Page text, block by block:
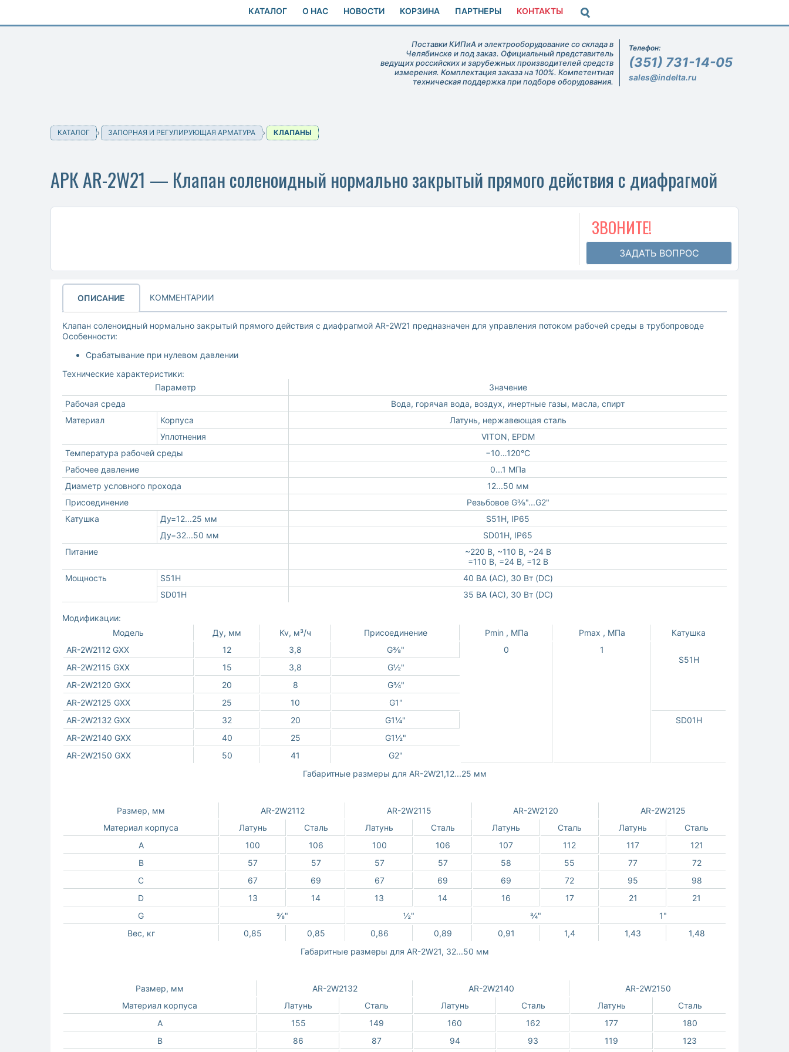
КАТАЛОГ О НАС НОВОСТИ КОРЗИНА ПАРТНЕРЫ КОНТАКТЫ
Поставки КИПиА и электрооборудование со склада в
Челябинске и под заказ. Официальный представитель
ведущих российских и зарубежных производителей средств
измерения. Комплектация заказа на 100%. Компетентная
техническая поддержка при подборе оборудования.
Телефон:
(351) 731-14-05
sales@indelta.ru
КАТАЛОГ ЗАПОРНАЯ И РЕГУЛИРУЮЩАЯ АРМАТУРА КЛАПАНЫ
АРК AR-2W21 — Клапан соленоидный нормально закрытый прямого действия с диафрагмой
ЗВОНИТЕ!
ЗАДАТЬ ВОПРОС
ОПИСАНИЕ КОММЕНТАРИИ
Клапан соленоидный нормально закрытый прямого действия с диафрагмой AR-2W21 предназначен для управления потоком рабочей среды в трубопроводе
Особенности:
Cрабатывание при нулевом давлении
Технические характеристики:
Параметр
Значение
Рабочая среда
Вода, горячая вода, воздух, инертные газы, масла, спирт
Материал
Корпуса
Латунь, нержавеющая сталь
Уплотнения
VITON, EPDM
Температура рабочей среды
−10…120°С
Рабочее давление
0...1 МПа
Диаметр условного прохода
12...50 мм
Присоединение
Резьбовое G⅜"...G2"
Катушка
Ду=12...25 мм
S51H, IP65
Ду=32...50 мм
SD01H, IP65
Питание
~220 В, ~110 В, ~24 В
=110 В, =24 В, =12 В
Мощность
S51H
40 ВА (АС), 30 Вт (DC)
SD01H
35 ВА (АС), 30 Вт (DC)
Модификации:
Модель
Ду, мм Kv, м³/ч Присоединение Pmin , МПа Pmax , МПа
Катушка
AR-2W2112 GXX
12 3,8 G⅜" 0
1
S51H
AR-2W2115 GXX 15 3,8
G½"
AR-2W2120 GXX
20 8
G¾"
AR-2W2125 GXX
25 10
G1"
AR-2W2132 GXX
32 20 G1¼"
SD01H
AR-2W2140 GXX
40 25
G1½"
AR-2W2150 GXX
50 41
G2"
Габаритные размеры для AR-2W21,12...25 мм
Размер, мм AR-2W2112 AR-2W2115 AR-2W2120
AR-2W2125
Материал корпуса
Латунь Сталь Латунь Сталь Латунь Сталь Латунь
Сталь
A
100 106 100 106 107 112 117
121
B
57 57 57 57 58 55 77
72
C
67 69 67 69 69 72 95
98
D
13 14 13 14 16 17 21
21
G
⅜" ½" ¾"
1"
Вес, кг
0,85 0,85 0,86 0,89 0,91 1,4 1,43
1,48
Габаритные размеры для AR-2W21, 32...50 мм
Размер, мм AR-2W2132 AR-2W2140
AR-2W2150
Материал корпуса
Латунь Сталь Латунь Сталь Латунь
Сталь
A
155 149 160 162 177
180
B
86 87 94 93 119 123